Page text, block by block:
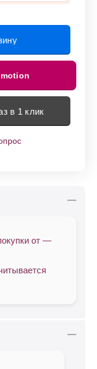
в 1 клик
от —